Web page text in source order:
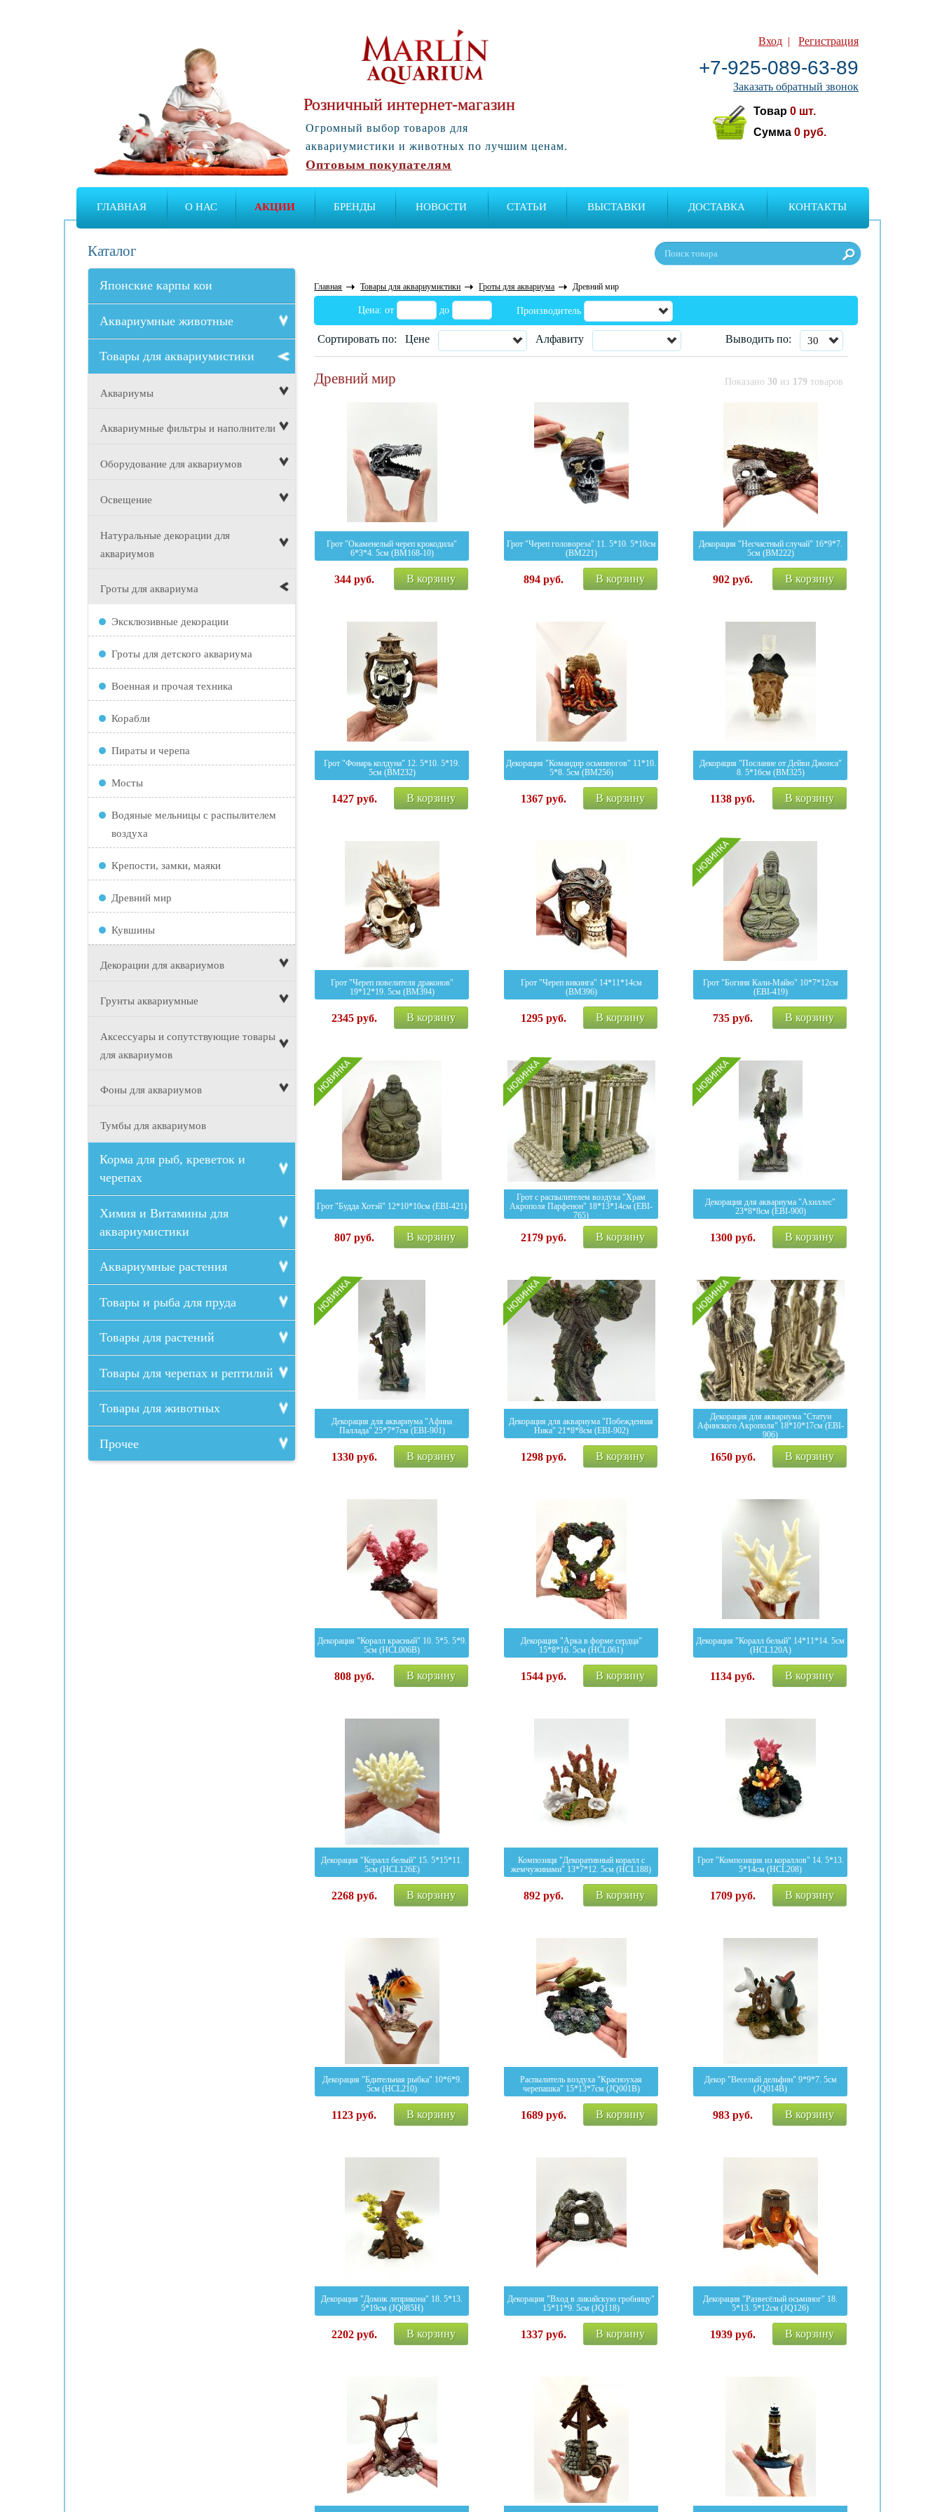
Вход |Регистрация
+7-925-089-63-89
Заказать обратный звонок
Товар0 шт.
Сумма0 руб.
Розничный интернет-магазин
Огромный выбор товаров для
аквариумистики и животных по лучшим ценам.
Оптовым покупателям
ГЛАВНАЯ О НАС АКЦИИ БРЕНДЫ НОВОСТИ СТАТЬИ ВЫСТАВКИ ДОСТАВКА КОНТАКТЫ
Каталог
Японские карпы кои
Аквариумные животные
Товары для аквариумистики
Аквариумы
Аквариумные фильтры и наполнители
Оборудование для аквариумов
Освещение
Натуральные декорации для
аквариумов
Гроты для аквариума
Эксклюзивные декорации
Гроты для детского аквариума
Военная и прочая техника
Корабли
Пираты и черепа
Мосты
Водяные мельницы с распылителем
воздуха
Крепости, замки, маяки
Древний мир
Кувшины
Декорации для аквариумов
Грунты аквариумные
Аксессуары и сопутствующие товары
для аквариумов
Фоны для аквариумов
Тумбы для аквариумов
Корма для рыб, креветок и
черепах
Химия и Витамины для
аквариумистики
Аквариумные растения
Товары и рыба для пруда
Товары для растений
Товары для черепах и рептилий
Товары для животных
Прочее
Главная Товары для аквариумистики Гроты для аквариума Древний мир
Цена: от до Производитель
Сортировать по: Цене Алфавиту Выводить по: 30
Показано 30 из 179товаров
Древний мир
Грот "Окаменелый череп крокодила"
6*3*4. 5см (BM168-10)
344руб. В корзину
Грот "Череп головореза" 11. 5*10. 5*10см
(BM221)
894руб. В корзину
Декорация "Несчастный случай" 16*9*7.
5см (BM222)
902руб. В корзину
Грот "Фонарь колдуна" 12. 5*10. 5*19.
5см (BM232)
1427руб. В корзину
Декорация "Командир осьминогов" 11*10.
5*8. 5см (BM256)
1367руб. В корзину
Декорация "Послание от Дейви Джонса"
8. 5*16см (BM325)
1138 руб. В корзину
Грот "Череп повелителя драконов"
19*12*19. 5см (BM394)
2345руб. В корзину
Грот "Череп викинга" 14*11*14см
(BM396)
1295руб. В корзину
Грот "Богиня Кали-Майю" 10*7*12см
(EBI-419)
735руб. В корзину
Грот "Будда Хотэй" 12*10*10см (EBI-421)
807руб. В корзину
Грот с распылителем воздуха "Храм
Акрополя Парфенон" 18*13*14см (EBI-
765)
2179руб. В корзину
Декорация для аквариума "Ахиллес"
23*8*8см (EBI-900)
1300руб. В корзину
Декорация для аквариума "Афина
Паллада" 25*7*7см (EBI-901)
1330руб. В корзину
Декорация для аквариума "Побежденная
Ника" 21*8*8см (EBI-902)
1298руб. В корзину
Декорация для аквариума "Статуи
Афинского Акрополя" 18*10*17см (EBI-
906)
1650руб. В корзину
Декорация "Коралл красный" 10. 5*5. 5*9.
5см (HCL006B)
808руб. В корзину
Декорация "Арка в форме сердца"
15*8*16. 5см (HCL061)
1544руб. В корзину
Декорация "Коралл белый" 14*11*14. 5см
(HCL120A)
1134 руб. В корзину
Декорация "Коралл белый" 15. 5*15*11.
5см (HCL126E)
2268руб. В корзину
Композиця "Декоративный коралл с
жемчужинами" 13*7*12. 5см (HCL188)
892руб. В корзину
Грот "Композиция из кораллов" 14. 5*13.
5*14см (HCL208)
1709руб. В корзину
Декорация "Бдительная рыбка" 10*6*9.
5см (HCL210)
1123 руб. В корзину
Распылитель воздуха "Красноухая
черепашка" 15*13*7см (JQ001B)
1689руб. В корзину
Декор "Веселый дельфин" 9*9*7. 5см
(JQ014B)
983руб. В корзину
Декорация "Домик леприкона" 18. 5*13.
5*19см (JQ085H)
2202руб. В корзину
Декорация "Вход в ликийскую гробницу"
15*11*9. 5см (JQ118)
1337руб. В корзину
Декорация "Развесёлый осьминог" 18.
5*13. 5*12см (JQ126)
1939руб. В корзину